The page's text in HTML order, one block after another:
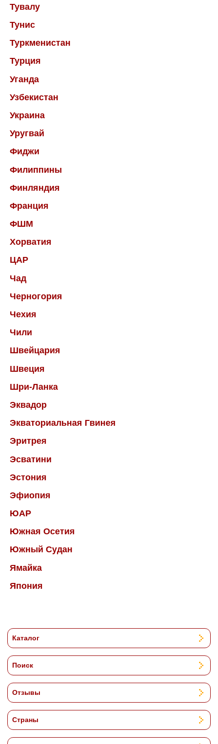
Тувалу
Тунис
Туркменистан
Турция
Уганда
Узбекистан
Украина
Уругвай
Фиджи
Филиппины
Финляндия
Франция
ФШМ
Хорватия
ЦАР
Чад
Черногория
Чехия
Чили
Швейцария
Швеция
Шри-Ланка
Эквадор
Экваториальная Гвинея
Эритрея
Эсватини
Эстония
Эфиопия
ЮАР
Южная Осетия
Южный Судан
Ямайка
Япония
Каталог
Поиск
Отзывы
Страны